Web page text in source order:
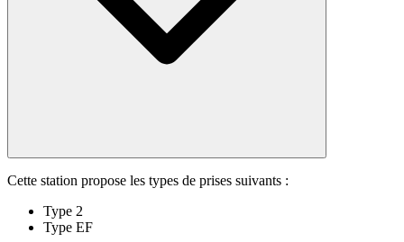
Cette station propose les types de prises suivants :
Type 2
Type EF